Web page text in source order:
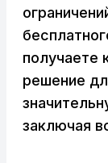
получаете
решение
заключая